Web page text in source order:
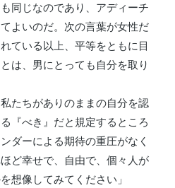
同じなのであり、アディーチ
よいのだ。次の言葉が女性だ
ている以上、平等をともに目
は、男にとっても自分を取り
たちがありのままの自分を認
『べき』だと規定するところ
ダーによる期待の重圧がなく
ど幸せで、自由で、個々人が
想像してみてください」